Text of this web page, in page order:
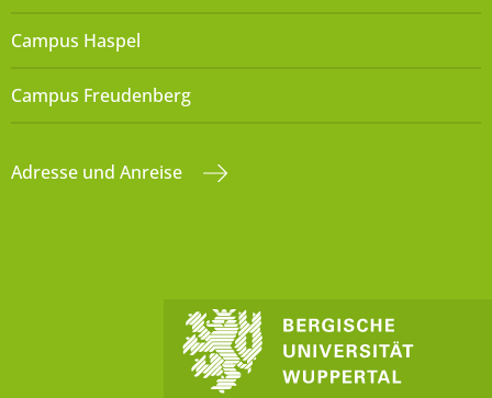
Campus Haspel
Campus Freudenberg
Adresse und Anreise